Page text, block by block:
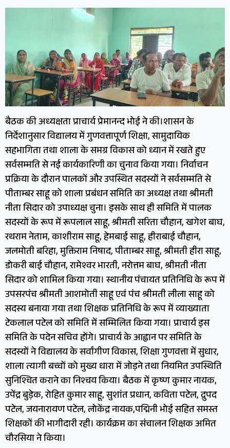
बैठक की अध्यक्षता प्राचार्य प्रेमानन्द भोई ने की।शासन के
निर्देशानुसार विद्यालय में गुणवत्तापूर्ण शिक्षा, सामुदायिक
सहभागिता तथा शाला के समग्र विकास को ध्यान में रखते हुए
सर्वसम्मति से नई कार्यकारिणी का चुनाव किया गया। निर्वाचन
प्रक्रिया के दौरान पालकों और उपस्थित सदस्यों ने सर्वसम्मति से
पीताम्बर साहू को शाला प्रबंधन समिति का अध्यक्ष तथा श्रीमती
नीता सिदार को उपाध्यक्ष चुना। इसके साथ ही समिति में पालक
सदस्यों के रूप में रूपलाल साहू, श्रीमती सरिता चौहान, खगेश बाघ,
रथराम नेताम, काशीराम साहू, हेमबाई साहू, हीराबाई चौहान,
जलमोती बरिहा, मुक्तिराम निषाद, पीताम्बर साहू, श्रीमती हीरा साहू,
डोकरी बाई चौहान, रामेश्वर भारती, नरोत्तम बाघ, श्रीमती नीता
सिदार को शामिल किया गया। स्थानीय पंचायत प्रतिनिधि के रूप में
उपसरपंच श्रीमती आशमोती साहू एवं पंच श्रीमती लीला साहू को
सदस्य बनाया गया तथा शिक्षक प्रतिनिधि के रूप में व्याख्याता
टेकलाल पटेल को समिति में सम्मिलित किया गया। प्राचार्य इस
समिति के पदेन सचिव होंगे। प्राचार्य के आह्वान पर समिति के
सदस्यों ने विद्यालय के सर्वांगीण विकास, शिक्षा गुणवत्ता में सुधार,
शाला त्यागी बच्चों को मुख्य धारा में जोड़ने तथा नियमित उपस्थिति
सुनिश्चित कराने का निश्चय किया। बैठक में कृष्ण कुमार नायक,
उपेंद्र बुड़ेक, रोहित कुमार साहू, सुशांत प्रधान, कविता पटेल, द्रुपद
पटेल, जयनारायण पटेल, लोकेंद्र नायक,पद्मिनी भोई सहित समस्त
शिक्षकों की भागीदारी रही। कार्यक्रम का संचालन शिक्षक अमित
चौरसिया ने किया।